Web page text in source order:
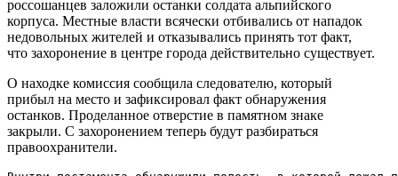
россошанцев заложили останки солдата альпийского
корпуса. Местные власти всячески отбивались от нападок
недовольных жителей и отказывались принять тот факт,
что захоронение в центре города действительно существует.
О находке комиссия сообщила следователю, который
прибыл на место и зафиксировал факт обнаружения
останков. Проделанное отверстие в памятном знаке
закрыли. С захоронением теперь будут разбираться
правоохранители.